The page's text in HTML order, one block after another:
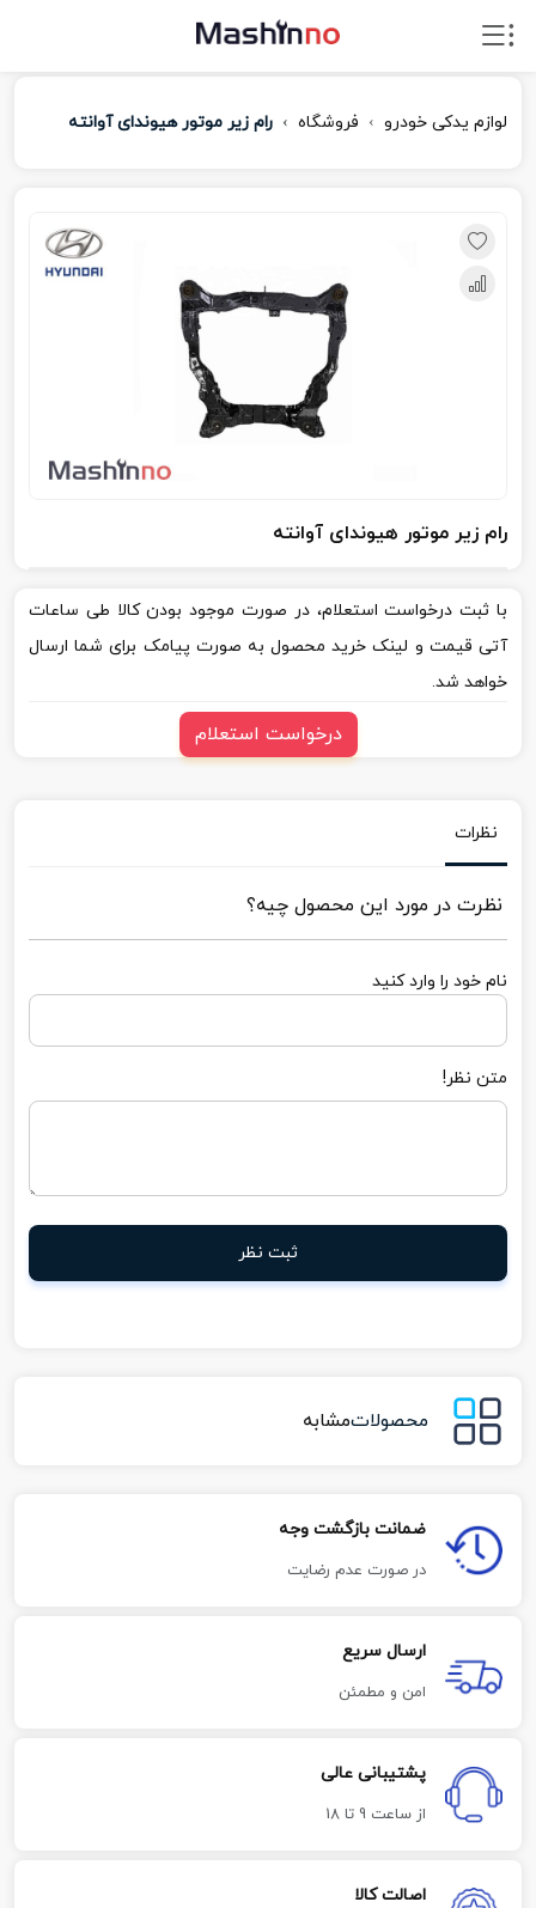
لوازم یدکی خودرو فروشگاه رام زیر موتور هیوندای آوانته
رام زیر موتور هیوندای آوانته
با ثبت درخواست استعلام، در صورت موجود بودن کالا طی ساعات
آتی قیمت و لینک خرید محصول به صورت پیامک برای شما ارسال
خواهد شد.
درخواست استعلام
نظرات
نظرت در مورد این محصول چیه؟
نام خود را وارد کنید
متن نظر!
ثبت نظر
محصولاتمشابه
ضمانت بازگشت وجه
در صورت عدم رضایت
ارسال سریع
امن و مطمئن
پشتیبانی عالی
از ساعت 9 تا 18
اصالت کالا